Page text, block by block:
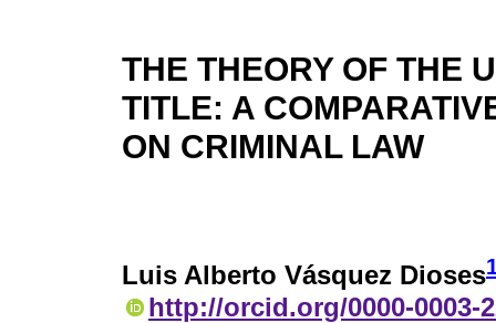
THE THEORY OF THE
TITLE: A
ON CRIMINAL LAW
Luis Alberto Vásquez Dioses
http://orcid.org/0000-0003-